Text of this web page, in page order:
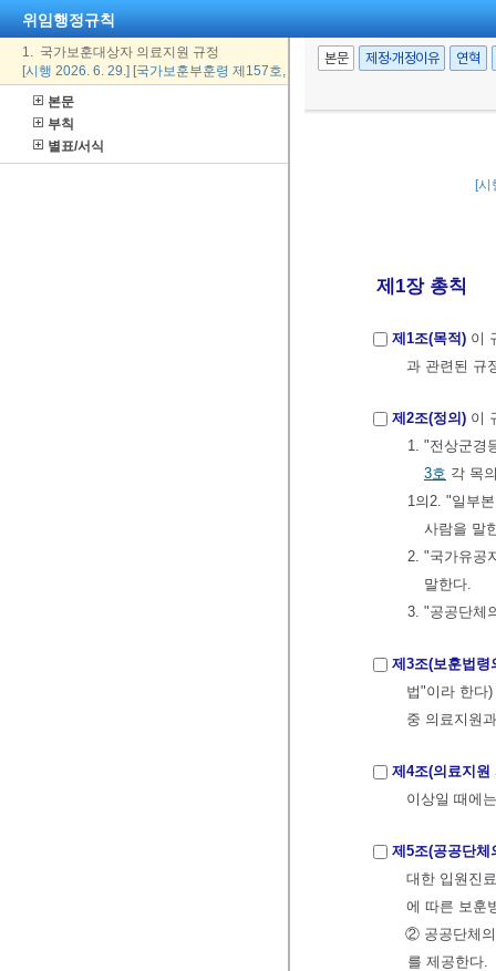
위임행정규칙
1. 국가보훈대상자 의료지원 규정
[시행 2026. 6. 29.] [국가보훈부훈령 제157호, 2026. 6. 29., 일부개정]
본문
부칙
별표/서식
본문 제정·개정이유 연혁
[
제1장 총칙
제1조(목적) 이
과 관련된 규
제2조(정의) 이
1. "전상군경
3호 각 목
1의2. "일부
사람을 말
2. "국가유공
말한다.
3. "공공단체
제3조(보훈법령
법"이라 한다)
중 의료지원
제4조(의료지원
이상일 때에
제5조(공공단체
대한 입원진
에 따른 보훈
② 공공단체의
를 제공한다.